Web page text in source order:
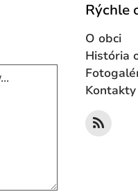
Text vašej správy...
Rýchle
O obci
História
Kontakty